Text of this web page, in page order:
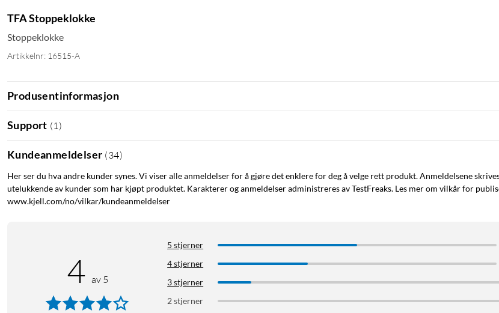
TFA Stoppeklokke
Stoppeklokke
Artikkelnr: 16515-A
Produsentinformasjon
Support (1)
Kundeanmeldelser (34)
Her ser du hva andre kunder synes. Vi viser alle anmeldelser for å gjøre det enklere for deg å velge rett produkt. Anmeldelsene
utelukkende av kunder som har kjøpt produktet. Karakterer og anmeldelser administreres av TestFreaks. Les mer om vilkår for
www.kjell.com/no/vilkar/kundeanmeldelser
4 av 5
5 stjerner
4 stjerner
3 stjerner
2 stjerner